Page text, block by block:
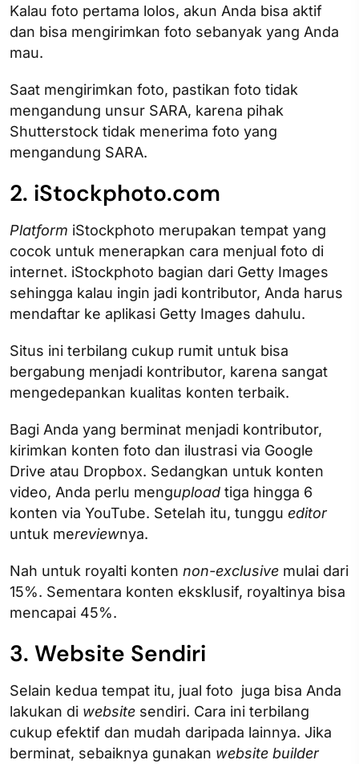
Kalau foto pertama lolos, akun Anda bisa aktif
dan bisa mengirimkan foto sebanyak yang Anda
mau.
Saat mengirimkan foto, pastikan foto tidak
mengandung unsur SARA, karena pihak
Shutterstock tidak menerima foto yang
mengandung SARA.
2. iStockphoto.com
Platform iStockphoto merupakan tempat yang
cocok untuk menerapkan cara menjual foto di
internet. iStockphoto bagian dari Getty Images
sehingga kalau ingin jadi kontributor, Anda harus
mendaftar ke aplikasi Getty Images dahulu.
Situs ini terbilang cukup rumit untuk bisa
bergabung menjadi kontributor, karena sangat
mengedepankan kualitas konten terbaik.
Bagi Anda yang berminat menjadi kontributor,
kirimkan konten foto dan ilustrasi via Google
Drive atau Dropbox. Sedangkan untuk konten
video, Anda perlu mengupload tiga hingga 6
konten via YouTube. Setelah itu, tunggu editor
untuk mereviewnya.
Nah untuk royalti konten non-exclusive mulai dari
15%. Sementara konten eksklusif, royaltinya bisa
mencapai 45%.
3. Website Sendiri
Selain kedua tempat itu, jual foto juga bisa Anda
lakukan di website sendiri. Cara ini terbilang
cukup efektif dan mudah daripada lainnya. Jika
berminat, sebaiknya gunakan website builder